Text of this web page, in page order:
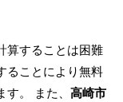
算することは困難
ることにより無料
。 また、 高崎市